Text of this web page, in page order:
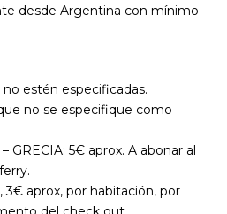
desde Argentina con mínimo
estén especificadas.
no se especifique como
GRECIA: 5€ aprox. A abonar al
3€ aprox, por habitación, por